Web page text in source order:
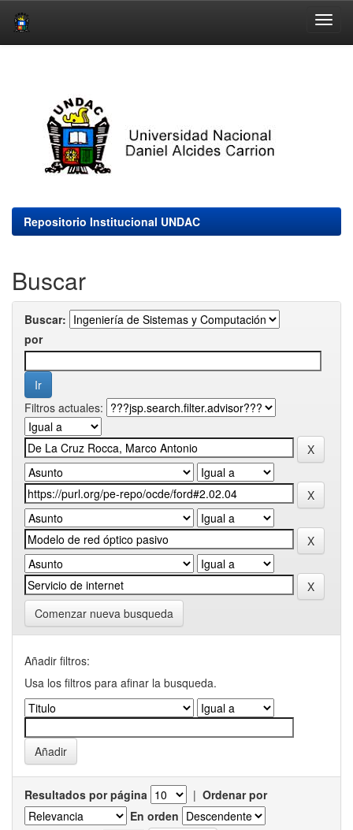
Repositorio Institucional UNDAC
Buscar
Buscar:
por
Filtros actuales:
Comenzar nueva busqueda
Añadir filtros:
Usa los filtros para afinar la busqueda.
Resultados por página | Ordenar por
En orden